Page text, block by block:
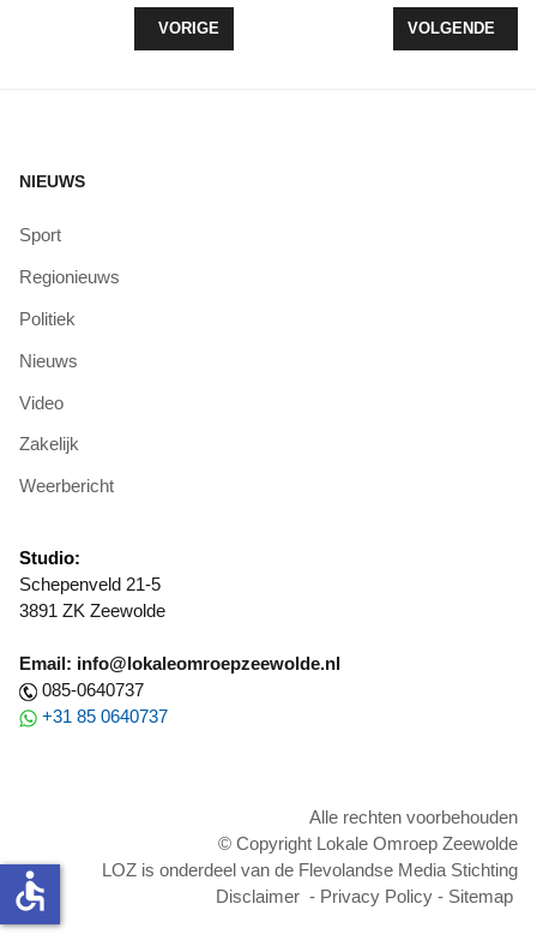
VORIG ARTIKEL: WOLDERWIJD/DYZLE TOONT
VORIGE VOLGENDE
VOLGENDE
NIEUWS
Sport
Regionieuws
Politiek
Nieuws
Video
Zakelijk
Weerbericht
Studio:
Schepenveld 21-5
3891 ZK Zeewolde
Email: info@lokaleomroepzeewolde.nl
085-0640737
+31 85 0640737
Alle rechten voorbehouden
© Copyright Lokale Omroep Zeewolde
LOZ is onderdeel van de Flevolandse Media Stichting
Disclaimer - Privacy Policy - Sitemap
accessible